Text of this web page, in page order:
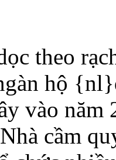
theo
hộ
vào
cầm